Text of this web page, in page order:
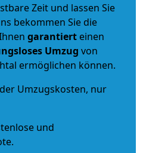
Zeit und lassen Sie
bekommen Sie die
garantiert einen
Umzug von
ermöglichen können.
Umzugskosten, nur
und